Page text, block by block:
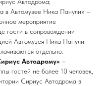
в Автомузее Ника Панули» –
мероприятие
гости в сопровождении
Автомузея Ника Панули.
отдельно.
Автодрому» –
гостей не более 10 человек,
Сириус Автодрома в